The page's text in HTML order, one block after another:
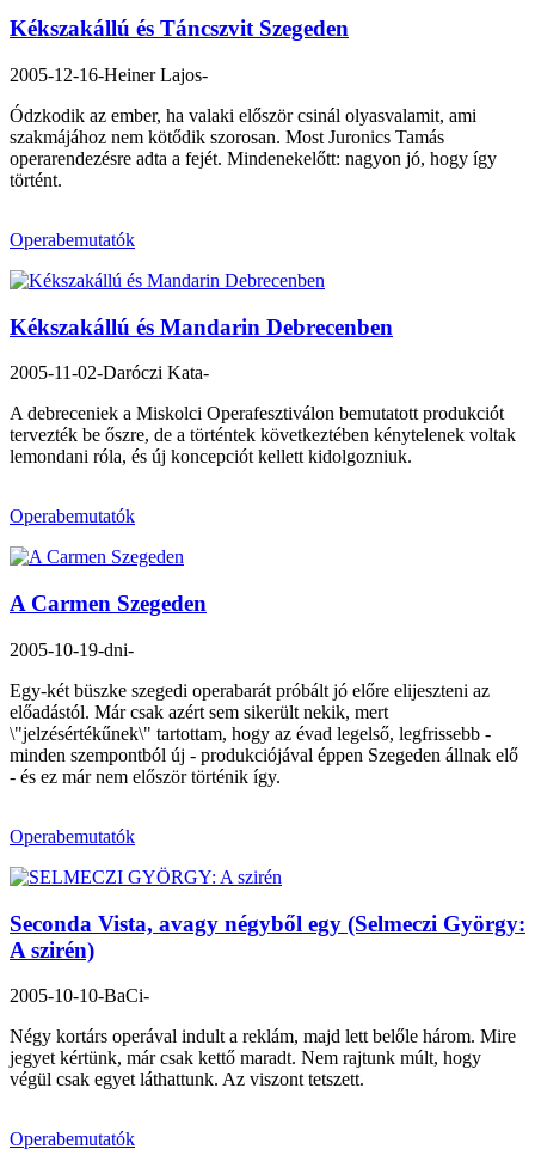
Kékszakállú és Táncszvit Szegeden
2005-12-16-Heiner Lajos-
Ódzkodik az ember, ha valaki először csinál olyasvalamit, ami
szakmájához nem kötődik szorosan. Most Juronics Tamás
operarendezésre adta a fejét. Mindenekelőtt: nagyon jó, hogy így
történt.
Operabemutatók
Kékszakállú és Mandarin Debrecenben
2005-11-02-Daróczi Kata-
A debreceniek a Miskolci Operafesztiválon bemutatott produkciót
tervezték be őszre, de a történtek következtében kénytelenek voltak
lemondani róla, és új koncepciót kellett kidolgozniuk.
Operabemutatók
A Carmen Szegeden
2005-10-19-dni-
Egy-két büszke szegedi operabarát próbált jó előre elijeszteni az
előadástól. Már csak azért sem sikerült nekik, mert
\"jelzésértékűnek\" tartottam, hogy az évad legelső, legfrissebb -
minden szempontból új - produkciójával éppen Szegeden állnak elő
- és ez már nem először történik így.
Operabemutatók
Seconda Vista, avagy négyből egy (Selmeczi György:
A szirén)
2005-10-10-BaCi-
Négy kortárs operával indult a reklám, majd lett belőle három. Mire
jegyet kértünk, már csak kettő maradt. Nem rajtunk múlt, hogy
végül csak egyet láthattunk. Az viszont tetszett.
Operabemutatók